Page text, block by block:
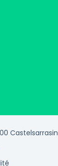
Castelsarrasin